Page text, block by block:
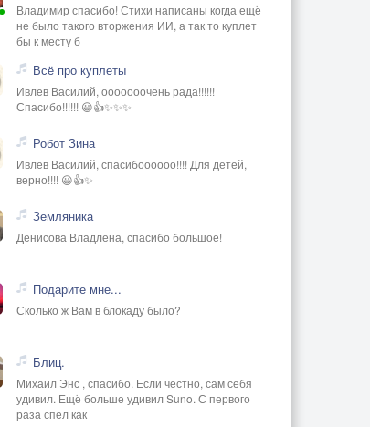
Владимир спасибо! Стихи написаны когда ещё
не было такого вторжения ИИ, а так то куплет
бы к месту б
Всё про куплеты
Ивлев Василий, ооооооочень рада!!!!!!
Спасибо!!!!!! 😃👍✨✨✨
Робот Зина
Ивлев Василий, спасибоооооо!!!! Для детей,
верно!!!! 😃👍✨
Земляника
Денисова Владлена, спасибо большое!
Подарите мне...
Сколько ж Вам в блокаду было?
Блиц.
Михаил Энс , спасибо. Если честно, сам себя
удивил. Ещё больше удивил Suno. С первого
раза спел как